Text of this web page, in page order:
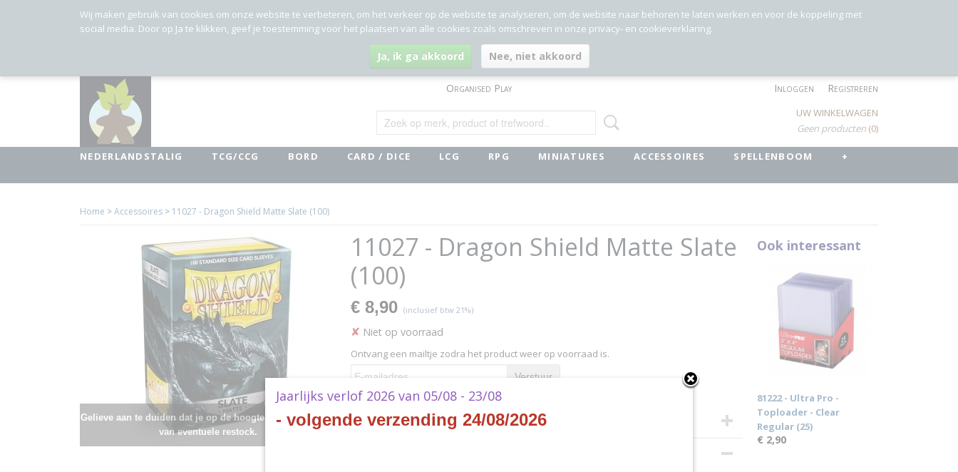
Organised Play Inloggen Registreren
UW WINKELWAGEN
Geen producten (0)
NEDERLANDSTALIG TCG/CCG BORD CARD / DICE LCG RPG MINIATURES ACCESSOIRES SPELLENBOOM +
Home >Accessoires > 11027 - Dragon Shield Matte Slate (100)
Gelieve aan te duiden dat je op de hoogte wenst te blijven
van eventuele restock.
11027 - Dragon Shield Matte Slate
(100)
€ 8,90 (inclusief btw 21%)
✘ Niet op voorraad
Ontvang een mailtje zodra het product weer op voorraad is.
Verstuur
Specificaties
Ook interessant
81222 - Ultra Pro -
Toploader - Clear
Regular (25)
€ 2,90
Wij maken gebruik van cookies om onze website te verbeteren, om het verkeer op de website te analyseren, om de website naar behoren te laten werken en voor de koppeling met
social media. Door op Ja te klikken, geef je toestemming voor het plaatsen van alle cookies zoals omschreven in onze privacy- en cookieverklaring.
Ja, ik ga akkoord Nee, niet akkoord
Jaarlijks verlof 2026 van 05/08 - 23/08
- volgende verzending 24/08/2026